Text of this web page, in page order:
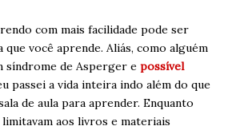
com mais facilidade pode ser
você aprende. Aliás, como alguém
síndrome de Asperger e possível
passei a vida inteira indo além do que
de aula para aprender. Enquanto
aos livros e materiais